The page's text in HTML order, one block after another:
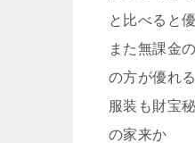
と比べると
また無課金
の方が優れ
服装も財宝
の家来か